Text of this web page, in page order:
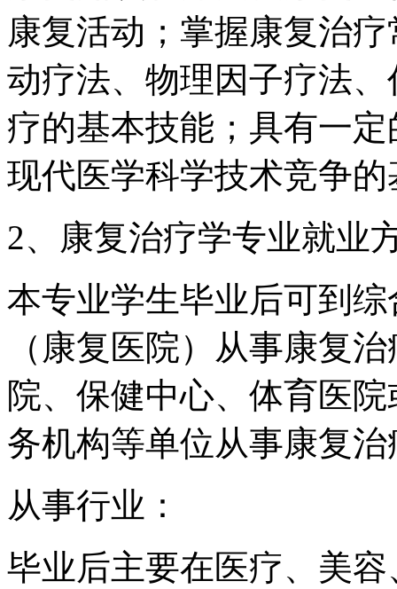
康复活动；掌握康复治
动疗法、物理因子疗法
疗的基本技能；具有一
现代医学科学技术竞争
2、康复治疗学专业就业
本专业学生毕业后可到
（康复医院）从事康复
院、保健中心、体育医
务机构等单位从事康复
从事行业：
毕业后主要在医疗、美